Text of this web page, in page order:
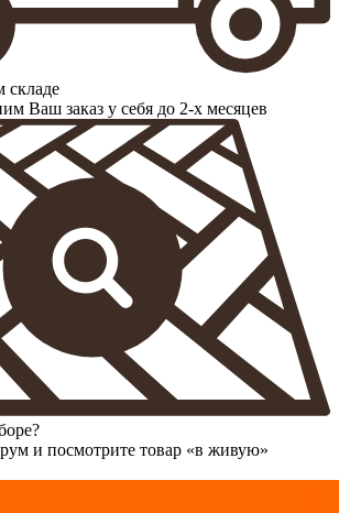
складе
Ваш заказ у себя до 2-х месяцев
и посмотрите товар «в живую»